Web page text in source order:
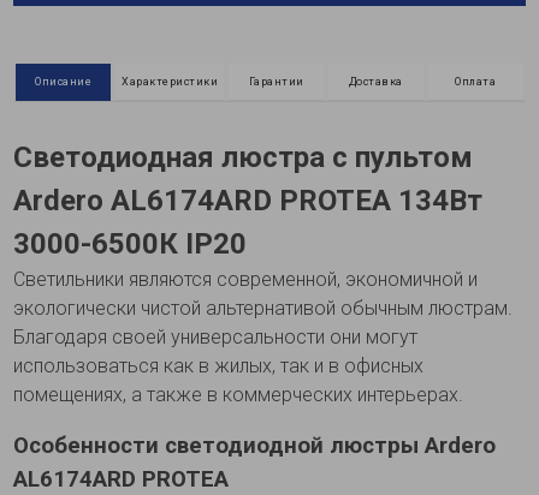
Описание Характеристики Гарантии Доставка Оплата
Светодиодная люстра с пультом
Ardero AL6174ARD PROTEA 134Вт
3000-6500К IP20
Светильники являются современной, экономичной и
экологически чистой альтернативой обычным люстрам.
Благодаря своей универсальности они могут
использоваться как в жилых, так и в офисных
помещениях, а также в коммерческих интерьерах.
Особенности светодиодной люстры Ardero
AL6174ARD PROTEA